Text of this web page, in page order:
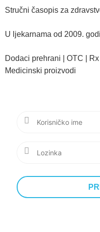
Stručni časopis za
U ljekarnama od 2009.
Dodaci prehrani | OTC | Rx
Medicinski proizvodi